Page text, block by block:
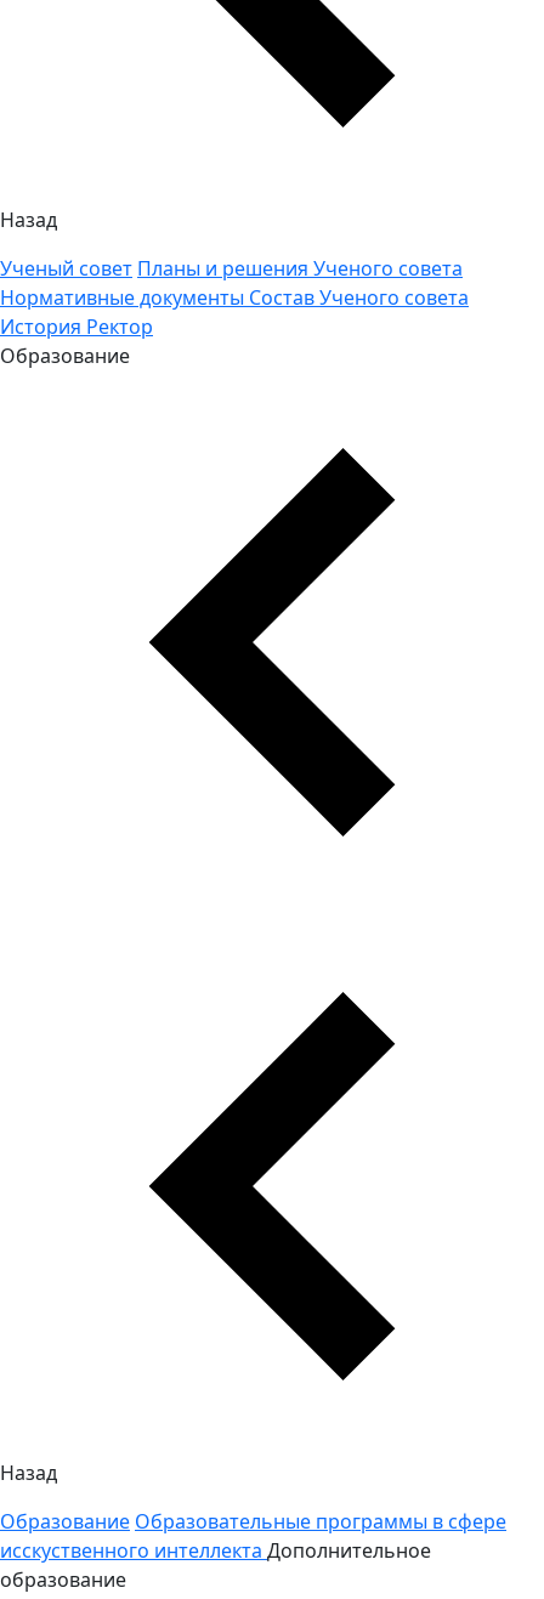
Назад
Ученый совет Планы и решения Ученого совета
Нормативные документы Состав Ученого совета
История Ректор
Образование
Назад
Образование Образовательные программы в сфере
исскуственного интеллекта Дополнительное
образование